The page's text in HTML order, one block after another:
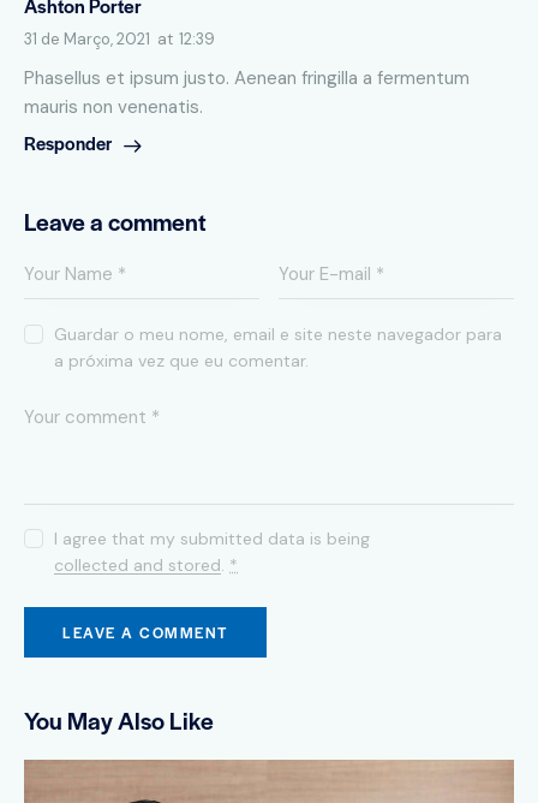
Ashton Porter
31 de Março, 2021 at 12:39
Phasellus et ipsum justo. Aenean fringilla a fermentum
mauris non venenatis.
Responder
Leave a comment
Guardar o meu nome, email e site neste navegador para
a próxima vez que eu comentar.
I agree that my submitted data is being
collected and stored. *
You May Also Like